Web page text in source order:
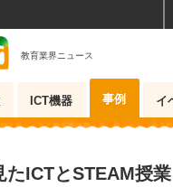
教育業界ニュース
ICT機器 事例 イ
たICTとSTEAM授